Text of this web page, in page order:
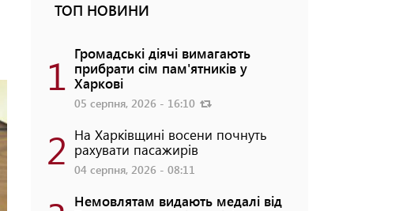
ТОП НОВИНИ
1 Громадські діячі вимагають
прибрати сім пам'ятників у
Харкові
05 серпня, 2026 - 16:10
2 На Харківщині восени почнуть
рахувати пасажирів
04 серпня, 2026 - 08:11
Немовлятам видають медалі від